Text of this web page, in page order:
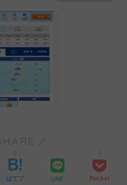
はてブ
0
LINE Pocket
0